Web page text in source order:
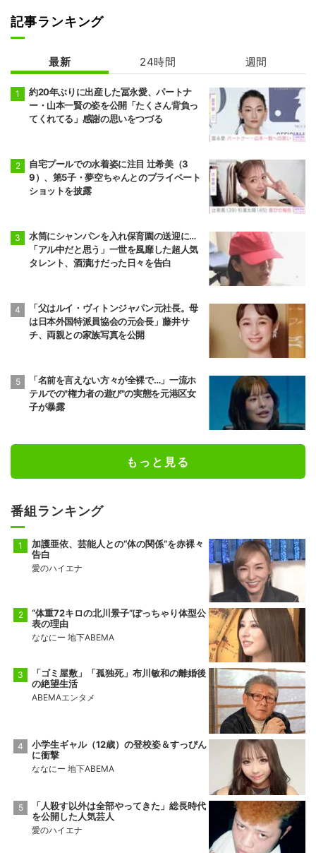
記事ランキング
最新 24時間 週間
約20年ぶりに出産した冨永愛、パートナ
ー・山本一賢の姿を公開「たくさん背負っ
てくれてる」感謝の思いをつづる
自宅プールでの水着姿に注目 辻希美（3
9）、第5子・夢空ちゃんとのプライベート
ショットを披露
水筒にシャンパンを入れ保育園の送迎に…
「アル中だと思う」一世を風靡した超人気
タレント、酒漬けだった日々を告白
「父はルイ・ヴィトンジャパン元社長。母
は日本外国特派員協会の元会長」藤井サ
チ、両親との家族写真を公開
「名前を言えない方々が全裸で…」一流ホ
テルでの"権力者の遊び"の実態を元港区女
子が暴露
もっと見る
番組ランキング
加護亜依、芸能人との“体の関係”を赤裸々
告白
愛のハイエナ
“体重72キロの北川景子”ぽっちゃり体型公
表の理由
ななにー 地下ABEMA
「ゴミ屋敷」「孤独死」布川敏和の離婚後
の絶望生活
ABEMAエンタメ
小学生ギャル（12歳）の登校姿＆すっぴん
に衝撃
ななにー 地下ABEMA
「人殺す以外は全部やってきた」総長時代
を公開した人気芸人
愛のハイエナ